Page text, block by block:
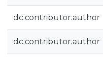
dc.contributor.author
dc.contributor.author